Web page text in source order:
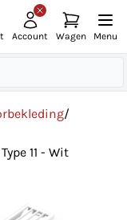
Account Wagen Menu
/
11 - Wit